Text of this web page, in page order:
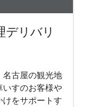
デリバリ
古屋の観光地
いすのお客様や
をサポートす